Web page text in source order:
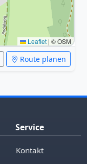
Leaflet | © OSM
Route planen
Service
Kontakt